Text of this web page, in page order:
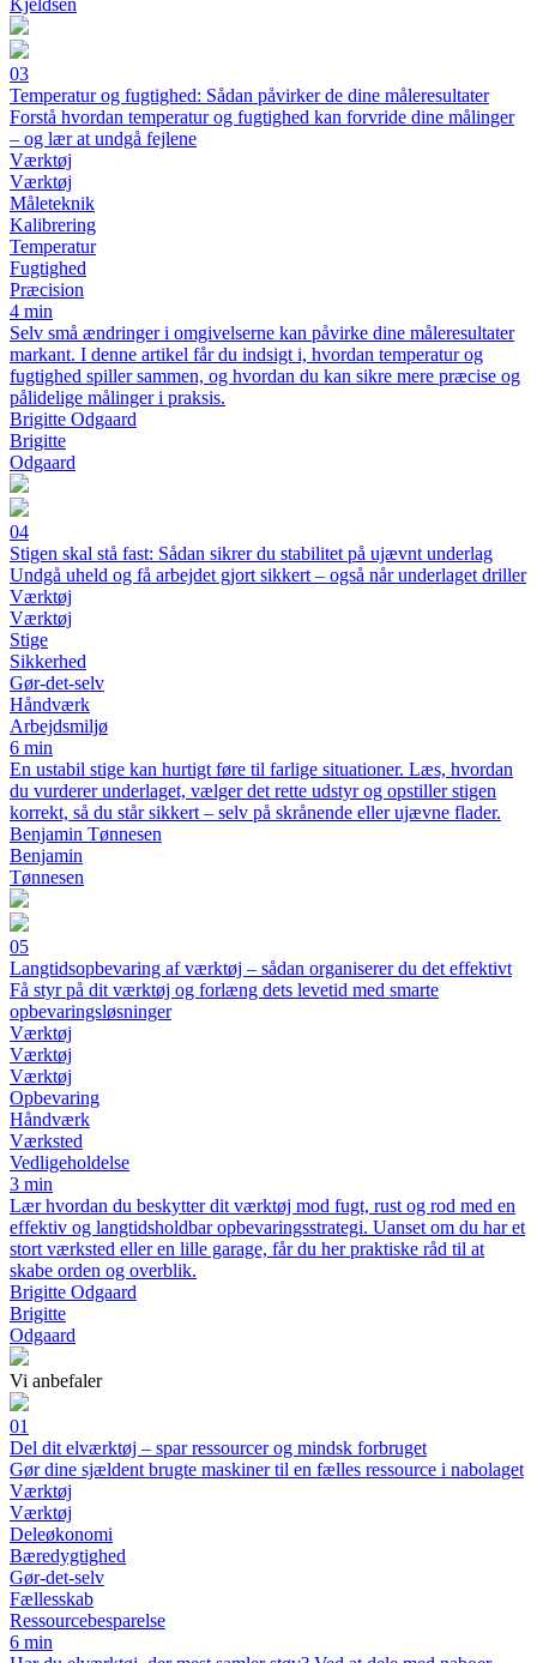
Kjeldsen
03
Temperatur og fugtighed: Sådan påvirker de dine måleresultater
Forstå hvordan temperatur og fugtighed kan forvride dine målinger
– og lær at undgå fejlene
Værktøj
Værktøj
Måleteknik
Kalibrering
Temperatur
Fugtighed
Præcision
4 min
Selv små ændringer i omgivelserne kan påvirke dine måleresultater
markant. I denne artikel får du indsigt i, hvordan temperatur og
fugtighed spiller sammen, og hvordan du kan sikre mere præcise og
pålidelige målinger i praksis.
Brigitte Odgaard
Brigitte
Odgaard
04
Stigen skal stå fast: Sådan sikrer du stabilitet på ujævnt underlag
Undgå uheld og få arbejdet gjort sikkert – også når underlaget driller
Værktøj
Værktøj
Stige
Sikkerhed
Gør-det-selv
Håndværk
Arbejdsmiljø
6 min
En ustabil stige kan hurtigt føre til farlige situationer. Læs, hvordan
du vurderer underlaget, vælger det rette udstyr og opstiller stigen
korrekt, så du står sikkert – selv på skrånende eller ujævne flader.
Benjamin Tønnesen
Benjamin
Tønnesen
05
Langtidsopbevaring af værktøj – sådan organiserer du det effektivt
Få styr på dit værktøj og forlæng dets levetid med smarte
opbevaringsløsninger
Værktøj
Værktøj
Værktøj
Opbevaring
Håndværk
Værksted
Vedligeholdelse
3 min
Lær hvordan du beskytter dit værktøj mod fugt, rust og rod med en
effektiv og langtidsholdbar opbevaringsstrategi. Uanset om du har et
stort værksted eller en lille garage, får du her praktiske råd til at
skabe orden og overblik.
Brigitte Odgaard
Brigitte
Odgaard
Vi anbefaler
01
Del dit elværktøj – spar ressourcer og mindsk forbruget
Gør dine sjældent brugte maskiner til en fælles ressource i nabolaget
Værktøj
Værktøj
Deleøkonomi
Bæredygtighed
Gør-det-selv
Fællesskab
Ressourcebesparelse
6 min